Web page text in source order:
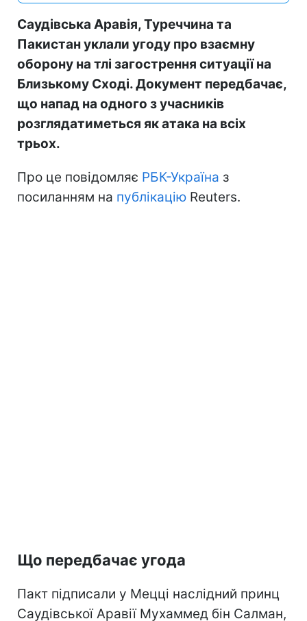
Саудівська Аравія, Туреччина та
Пакистан уклали угоду про взаємну
оборону на тлі загострення ситуації на
Близькому Сході. Документ передбачає,
що напад на одного з учасників
розглядатиметься як атака на всіх
трьох.
Про це повідомляє РБК-Україна з
посиланням на публікацію Reuters.
Що передбачає угода
Пакт підписали у Мецці наслідний принц
Саудівської Аравії Мухаммед бін Салман,